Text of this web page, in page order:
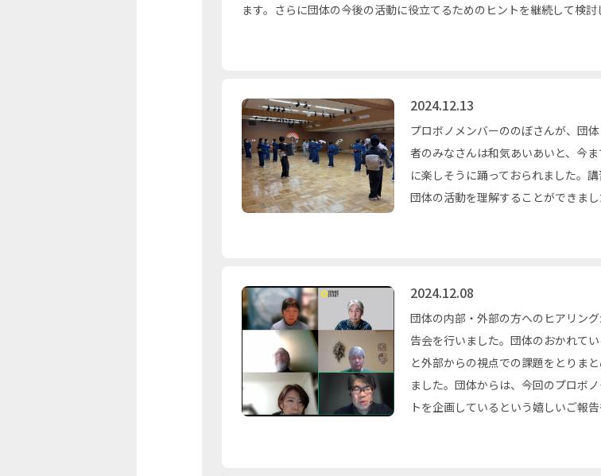
ます。さらに団体の今後の活動に役立てるためのヒントを継続して検討
2024.12.13
プロボノメンバーののぼさんが、団
者のみなさんは和気あいあいと、今
に楽しそうに踊っておられました。
団体の活動を理解することができまし
2024.12.08
団体の内部・外部の方へのヒアリン
告会を行いました。団体のおかれて
と外部からの視点での課題をとりま
ました。団体からは、今回のプロボ
トを企画しているという嬉しいご報告